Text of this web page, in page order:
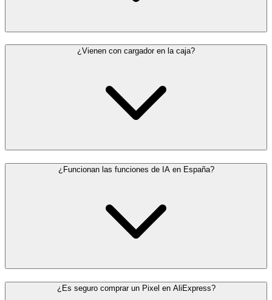
¿Vienen con cargador en la caja?
¿Funcionan las funciones de IA en España?
¿Es seguro comprar un Pixel en AliExpress?